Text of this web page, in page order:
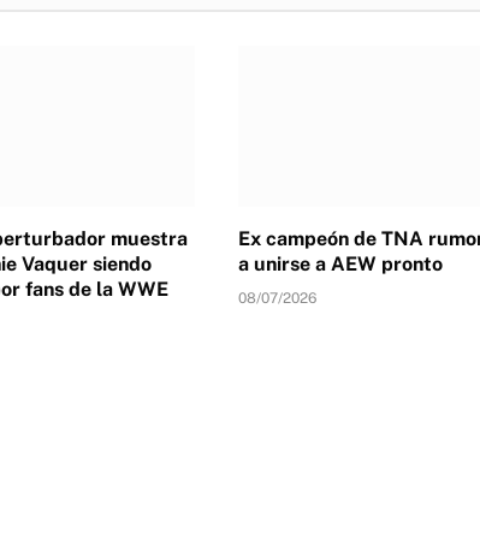
muestra
Vaquer siendo
fans de la WWE
Ex campeón de TNA
a unirse a AEW pronto
08/07/2026